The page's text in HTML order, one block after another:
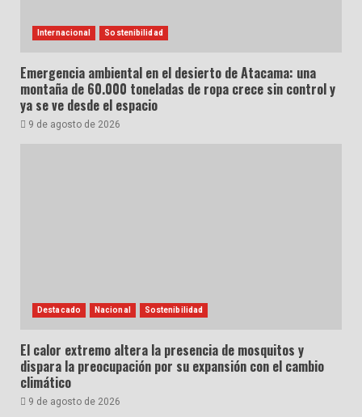
Internacional Sostenibilidad
Emergencia ambiental en el desierto de Atacama: una
montaña de 60.000 toneladas de ropa crece sin control y
ya se ve desde el espacio
9 de agosto de 2026
Destacado Nacional Sostenibilidad
El calor extremo altera la presencia de mosquitos y
dispara la preocupación por su expansión con el cambio
climático
9 de agosto de 2026